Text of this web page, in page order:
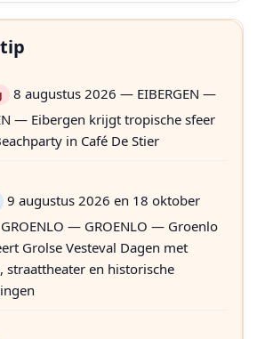
8 augustus 2026 — EIBERGEN —
— Eibergen krijgt tropische sfeer
in Café De Stier
9 augustus 2026 en 18 oktober
— GROENLO — Groenlo
Grolse Vesteval Dagen met
straattheater en historische